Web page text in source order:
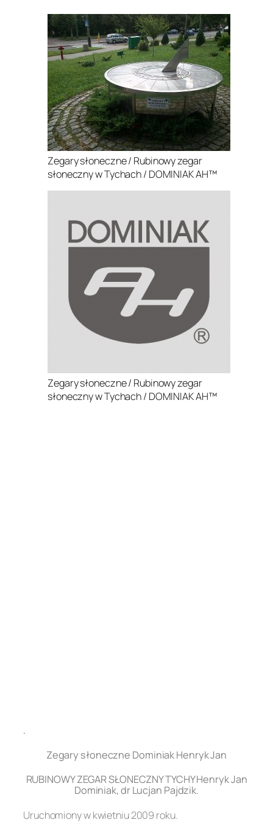
Zegary słoneczne / Rubinowy zegar
słoneczny w Tychach / DOMINIAK AH™
Zegary słoneczne / Rubinowy zegar
słoneczny w Tychach / DOMINIAK AH™
.
Zegary słoneczne Dominiak Henryk Jan
RUBINOWY ZEGAR SŁONECZNY TYCHY Henryk Jan
Dominiak, dr Lucjan Pajdzik.
Uruchomiony w kwietniu 2009 roku.